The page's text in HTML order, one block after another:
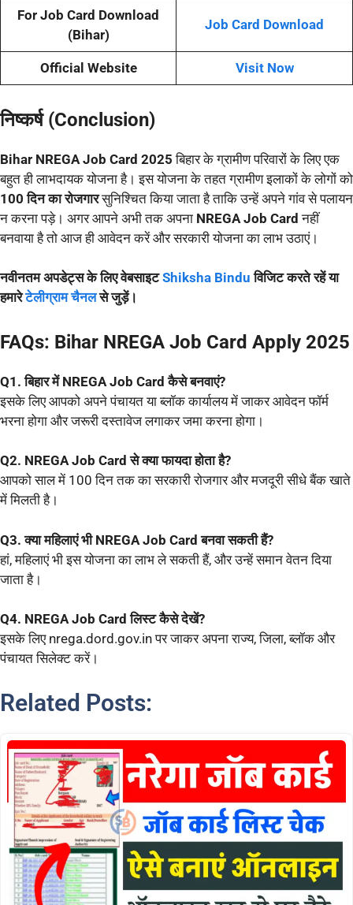
For Job Card Download
(Bihar)
Job Card Download
Official Website Visit Now
निष्कर्ष (Conclusion)
Bihar NREGA Job Card 2025 बिहार के ग्रामीण परिवारों के लिए एक
बहुत ही लाभदायक योजना है। इस योजना के तहत ग्रामीण इलाकों के लोगों को
100 दिन का रोजगारसुनिश्चित किया जाता है ताकि उन्हें अपने गांव से पलायन
न करना पड़े। अगर आपने अभी तक अपना NREGA Job Card नहीं
बनवाया है तो आज ही आवेदन करें और सरकारी योजना का लाभ उठाएं।
नवीनतम अपडेट्स के लिए वेबसाइटShiksha Bindu विजिट करते रहें या
हमारेटेलीग्राम चैनल से जुड़ें।
FAQs: Bihar NREGA Job Card Apply 2025
Q1. बिहार में NREGA Job Card कैसे बनवाएं?
इसके लिए आपको अपने पंचायत या ब्लॉक कार्यालय में जाकर आवेदन फॉर्म
भरना होगा और जरूरी दस्तावेज लगाकर जमा करना होगा।
Q2. NREGA Job Card से क्या फायदा होता है?
आपको साल में 100 दिन तक का सरकारी रोजगार और मजदूरी सीधे बैंक खाते
में मिलती है।
Q3. क्या महिलाएं भी NREGA Job Card बनवा सकती हैं?
हां, महिलाएं भी इस योजना का लाभ ले सकती हैं, और उन्हें समान वेतन दिया
जाता है।
Q4. NREGA Job Card लिस्ट कैसे देखें?
इसके लिए nrega.dord.gov.in पर जाकर अपना राज्य, जिला, ब्लॉक और
पंचायत सिलेक्ट करें।
Related Posts: